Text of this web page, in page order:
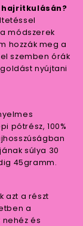
módszerek
hozzák meg a
szemben órák
nyújtani
pótrész, 100%
súlya 30
45gramm.
azt a részt
a
és